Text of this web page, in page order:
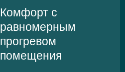
Комфорт с
равномерным
прогревом
помещения